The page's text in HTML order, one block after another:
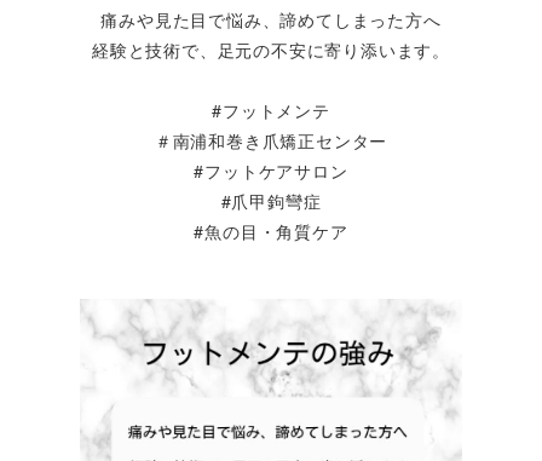
痛みや見た目で悩み、諦めてしまった方へ
経験と技術で、足元の不安に寄り添います。
#フットメンテ
＃南浦和巻き爪矯正センター
#フットケアサロン
#爪甲鉤彎症
#魚の目・角質ケア